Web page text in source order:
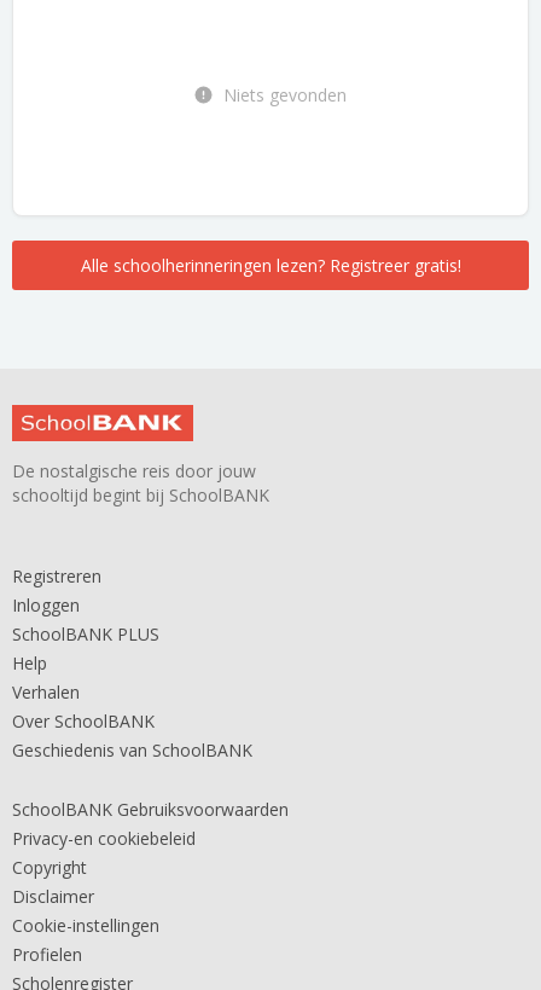
Niets gevonden
Alle schoolherinneringen lezen? Registreer gratis!
De nostalgische reis door jouw
schooltijd begint bij SchoolBANK
Registreren
Inloggen
SchoolBANK PLUS
Help
Verhalen
Over SchoolBANK
Geschiedenis van SchoolBANK
SchoolBANK Gebruiksvoorwaarden
Privacy-en cookiebeleid
Copyright
Disclaimer
Cookie-instellingen
Profielen
Scholenregister